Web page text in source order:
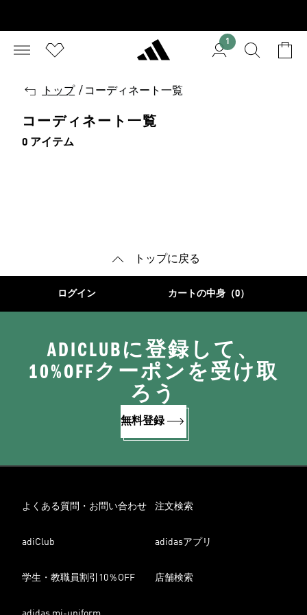
1
戻
トップ / コーディネート一覧
コーディネート一覧
0 アイテム
トップに戻る
ログイン カートの中身（0）
ADICLUBに登録して、
10%OFFクーポンを受け取
ろう
無料登録
よくある質問・お問い合わせ 注文検索
adiClub adidasアプリ
学生・教職員割引10％OFF 店舗検索